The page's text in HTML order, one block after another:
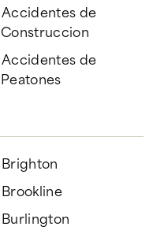
Accidentes de
Construccion
Accidentes de
Peatones
Brighton
Brookline
Burlington